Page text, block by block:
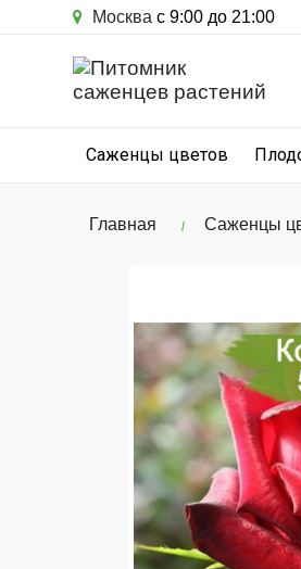
Москва с 9:00 до 21:00
Саженцы цветов
Главная Саженцы